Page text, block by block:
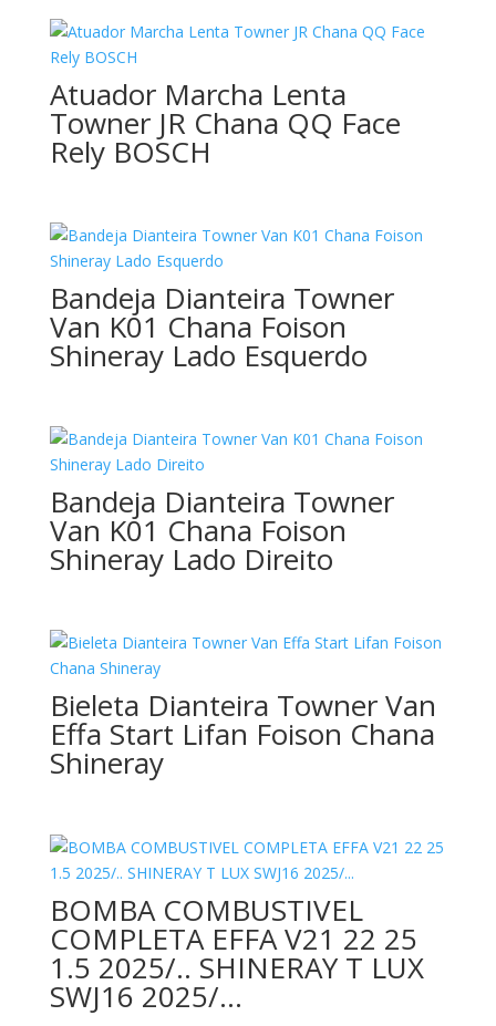
Atuador Marcha Lenta
Towner JR Chana QQ Face
Rely BOSCH
Bandeja Dianteira Towner
Van K01 Chana Foison
Shineray Lado Esquerdo
Bandeja Dianteira Towner
Van K01 Chana Foison
Shineray Lado Direito
Bieleta Dianteira Towner Van
Effa Start Lifan Foison Chana
Shineray
BOMBA COMBUSTIVEL
COMPLETA EFFA V21 22 25
1.5 2025/.. SHINERAY T LUX
SWJ16 2025/…